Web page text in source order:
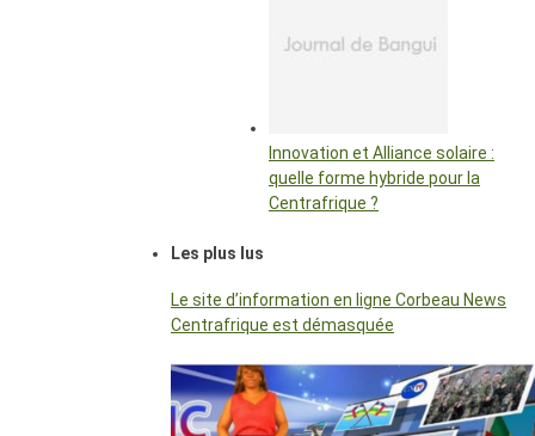
Innovation et Alliance solaire :
quelle forme hybride pour la
Centrafrique ?
Les plus lus
Le site d’information en ligne Corbeau News
Centrafrique est démasquée